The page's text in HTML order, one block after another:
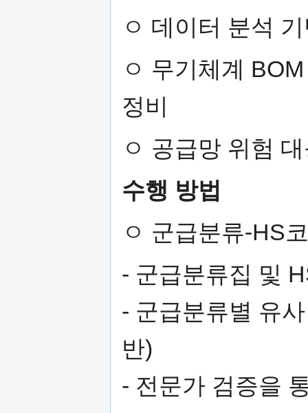
ㅇ 데이터 분석
ㅇ 무기체계
정비
ㅇ 공급망 위험
수행 방법
ㅇ 군급분류-HS
- 군급분류집 및
- 군급분류별 유
반)
- 전문가 검증을